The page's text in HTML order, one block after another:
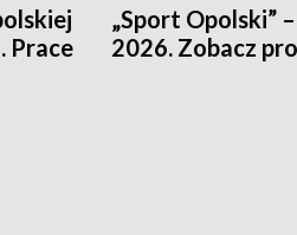
Prace
„Sport Opolski”
2026. Zobacz